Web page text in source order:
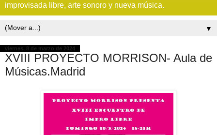
improvisada libre, arte sonoro y nueva música.
▼
viernes, 8 de marzo de 2024
XVIII PROYECTO MORRISON- Aula de
Músicas.Madrid